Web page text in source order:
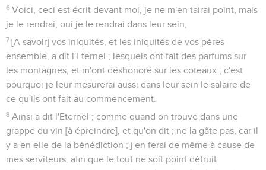
6 Voici, ceci est écrit devant moi, je ne m'en tairai point, mais
je le rendrai, oui je le rendrai dans leur sein,
7 [A savoir] vos iniquités, et les iniquités de vos pères
ensemble, a dit l'Eternel ; lesquels ont fait des parfums sur
les montagnes, et m'ont déshonoré sur les coteaux ; c'est
pourquoi je leur mesurerai aussi dans leur sein le salaire de
ce qu'ils ont fait au commencement.
8 Ainsi a dit l'Eternel ; comme quand on trouve dans une
grappe du vin [à épreindre], et qu'on dit ; ne la gâte pas, car il
y a en elle de la bénédiction ; j'en ferai de même à cause de
mes serviteurs, afin que le tout ne soit point détruit.